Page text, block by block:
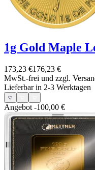
1g Gold Maple
173,23 €176,23 €
MwSt.-frei und zzgl.
Lieferbar in 2-3 Werktagen
Angebot -100,00 €